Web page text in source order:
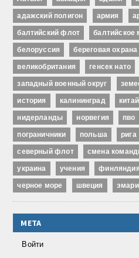
адажский полигон армия
балтийский флот балтийское
белоруссия береговая охрана
великобритания генсек нато
западный военный округ
история калининград китай
нидерланды норвегия пво
пограничники польша рига
северный флот смена
украина учения финляндия
черное море швеция эмари
МЕТА
Войти